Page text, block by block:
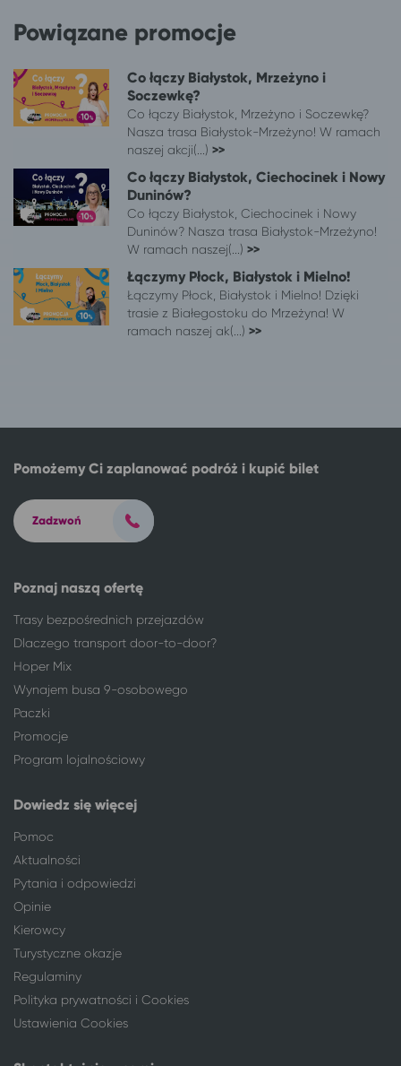
Powiązane promocje
Co łączy Białystok, Mrzeżyno i
Soczewkę?
Co łączy Białystok, Mrzeżyno i Soczewkę?
Nasza trasa Białystok-Mrzeżyno! W ramach
naszej akcji(...) >>
Co łączy Białystok, Ciechocinek i Nowy
Duninów?
Co łączy Białystok, Ciechocinek i Nowy
Duninów? Nasza trasa Białystok-Mrzeżyno!
W ramach naszej(...) >>
Łączymy Płock, Białystok i Mielno!
Łączymy Płock, Białystok i Mielno! Dzięki
trasie z Białegostoku do Mrzeżyna! W
ramach naszej ak(...) >>
Poznaj naszą ofertę
Trasy bezpośrednich przejazdów
Dlaczego transport door-to-door?
Hoper Mix
Wynajem busa 9-osobowego
Paczki
Promocje
Program lojalnościowy
Dowiedz się więcej
Pomoc
Aktualności
Pytania i odpowiedzi
Opinie
Kierowcy
Turystyczne okazje
Regulaminy
Polityka prywatności i Cookies
Ustawienia Cookies
Pomożemy Ci zaplanować podróż i kupić bilet
Zadzwoń